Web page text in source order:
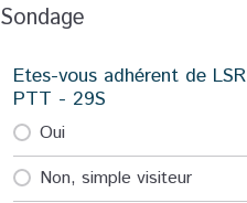
Sondage
Etes-vous adhérent de LSR
PTT - 29S
Oui
Non, simple visiteur